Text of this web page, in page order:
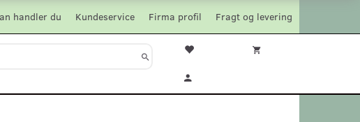
Fragt og levering
Firma profil
Kundeservice
handler du